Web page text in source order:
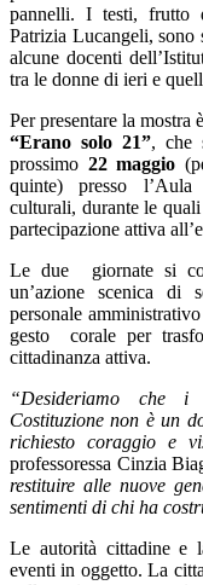
pannelli. I testi, frutto
Patrizia Lucangeli, sono
alcune docenti
tra le donne di ieri e
Per presentare la mostra
“Erano solo 21”, che
prossimo 22 maggio
quinte) presso l’Aula
culturali, durante le
partecipazione attiva
Le due
giornate si
un’azione scenica di
personale
gesto
corale per
cittadinanza attiva.
“Desideriamo che i
Costituzione non è un
richiesto coraggio e
professoressa Cinzia
restituire alle nuove
sentimenti di chi ha
Le autorità cittadine e
eventi in oggetto. La